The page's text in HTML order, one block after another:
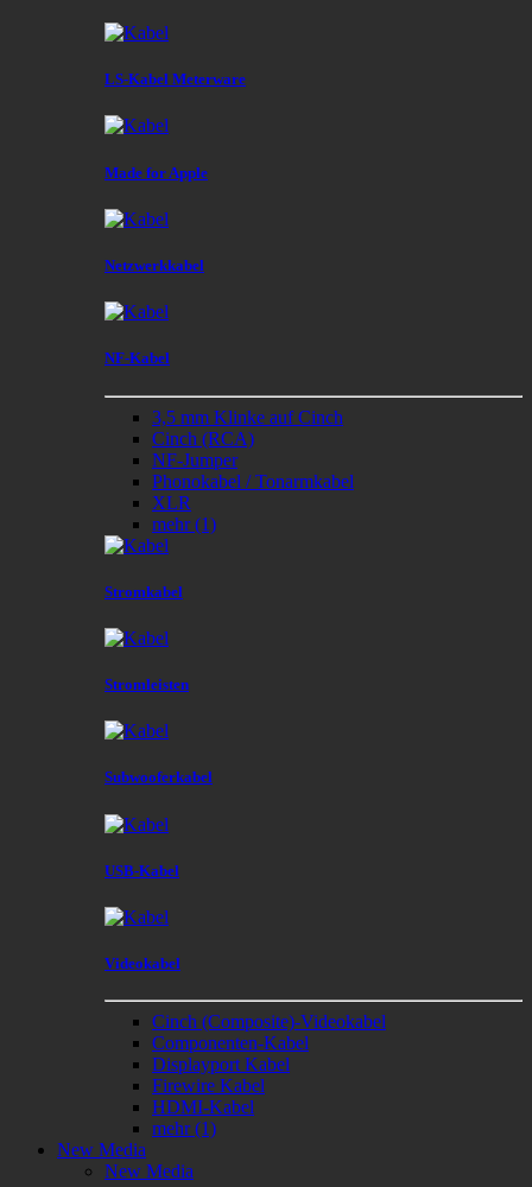
LS-Kabel Meterware
Made for Apple
Netzwerkkabel
NF-Kabel
3,5 mm Klinke auf Cinch
Cinch (RCA)
NF-Jumper
Phonokabel / Tonarmkabel
XLR
mehr(1)
Stromkabel
Stromleisten
Subwooferkabel
USB-Kabel
Videokabel
Cinch (Composite)-Videokabel
Componenten-Kabel
Displayport Kabel
Firewire Kabel
HDMI-Kabel
mehr(1)
New Media
New Media